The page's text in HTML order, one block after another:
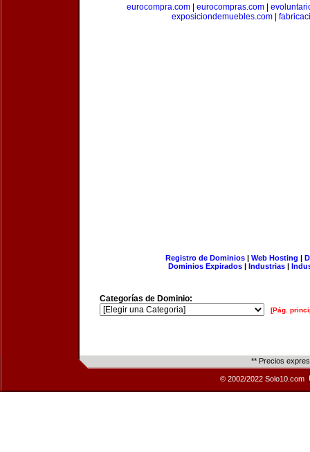
eurocompra.com| eurocompras.com|
exposiciondemuebles.com|
Registro de Dominios| Web Hosting |
Dominios Expirados | Industrias |
Categorías de Dominio:
[Pág.
** Precios
© 2002/2022 Solo10.com